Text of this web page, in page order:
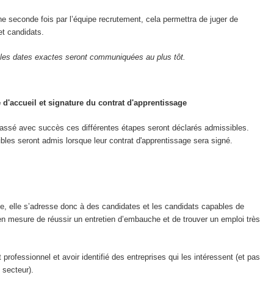
seconde fois par l’équipe recrutement, cela permettra de juger de
candidats.
dates exactes seront communiquées au plus tôt.
d'accueil et signature du contrat d'apprentissage
avec succès ces différentes étapes seront déclarés admissibles.
seront admis lorsque leur contrat d'apprentissage sera signé.
elle s’adresse donc à des candidates et les candidats capables de
mesure de réussir un entretien d’embauche et de trouver un emploi très
et avoir identifié des entreprises qui les intéressent (et pas